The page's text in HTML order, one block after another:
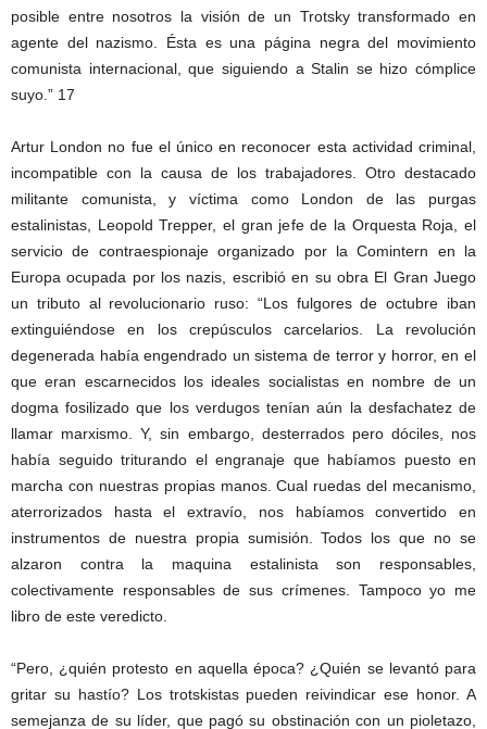
posible entre nosotros la visión de un Trotsky transformado en
agente del nazismo. Ésta es una página negra del movimiento
comunista internacional, que siguiendo a Stalin se hizo cómplice
suyo.” 17
Artur London no fue el único en reconocer esta actividad criminal,
incompatible con la causa de los trabajadores. Otro destacado
militante comunista, y víctima como London de las purgas
estalinistas, Leopold Trepper, el gran jefe de la Orquesta Roja, el
servicio de contraespionaje organizado por la Comintern en la
Europa ocupada por los nazis, escribió en su obra El Gran Juego
un tributo al revolucionario ruso: “Los fulgores de octubre iban
extinguiéndose en los crepúsculos carcelarios. La revolución
degenerada había engendrado un sistema de terror y horror, en el
que eran escarnecidos los ideales socialistas en nombre de un
dogma fosilizado que los verdugos tenían aún la desfachatez de
llamar marxismo. Y, sin embargo, desterrados pero dóciles, nos
había seguido triturando el engranaje que habíamos puesto en
marcha con nuestras propias manos. Cual ruedas del mecanismo,
aterrorizados hasta el extravío, nos habíamos convertido en
instrumentos de nuestra propia sumisión. Todos los que no se
alzaron contra la maquina estalinista son responsables,
colectivamente responsables de sus crímenes. Tampoco yo me
libro de este veredicto.
“Pero, ¿quién protesto en aquella época? ¿Quién se levantó para
gritar su hastío? Los trotskistas pueden reivindicar ese honor. A
semejanza de su líder, que pagó su obstinación con un pioletazo,